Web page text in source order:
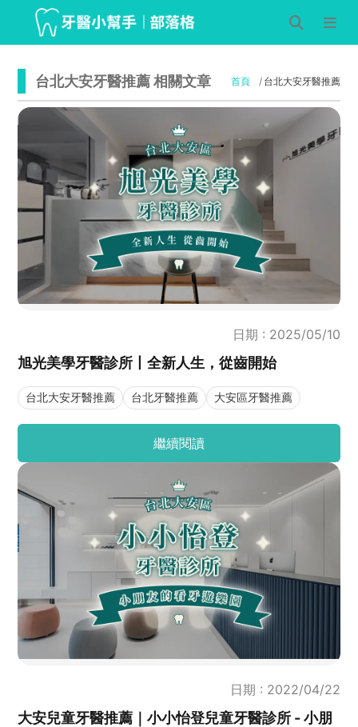
台北大安牙醫推薦 相關文章 首頁 台北大安牙醫推薦
日期 : 2025/05/10
旭光美學牙醫診所丨全新人生，從齒開始
台北大安牙醫推薦 台北牙醫推薦 大安區牙醫推薦
繼續閱讀
日期 : 2022/04/22
大安兒童牙醫推薦｜小小怡登兒童牙醫診所 - 小朋